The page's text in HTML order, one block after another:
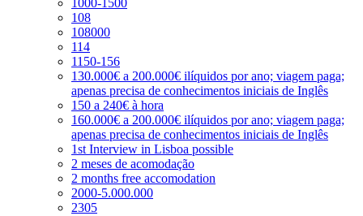
108
108000
114
1150-156
130.000€ a 200.000€ ilíquidos por ano; viagem paga;
apenas precisa de conhecimentos iniciais de Inglês
150 a 240€ à hora
160.000€ a 200.000€ ilíquidos por ano; viagem paga;
apenas precisa de conhecimentos iniciais de Inglês
1st Interview in Lisboa possible
2 meses de acomodação
2 months free accomodation
2000-5.000.000
2305